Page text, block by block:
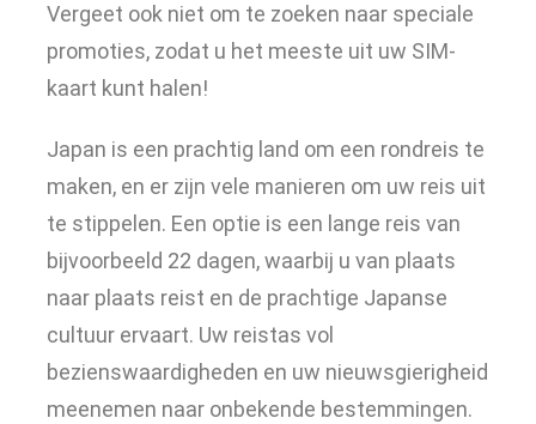
Vergeet ook niet om te zoeken naar speciale
promoties, zodat u het meeste uit uw SIM-
kaart kunt halen!
Japan is een prachtig land om een rondreis te
maken, en er zijn vele manieren om uw reis uit
te stippelen. Een optie is een lange reis van
bijvoorbeeld 22 dagen, waarbij u van plaats
naar plaats reist en de prachtige Japanse
cultuur ervaart. Uw reistas vol
bezienswaardigheden en uw nieuwsgierigheid
meenemen naar onbekende bestemmingen.